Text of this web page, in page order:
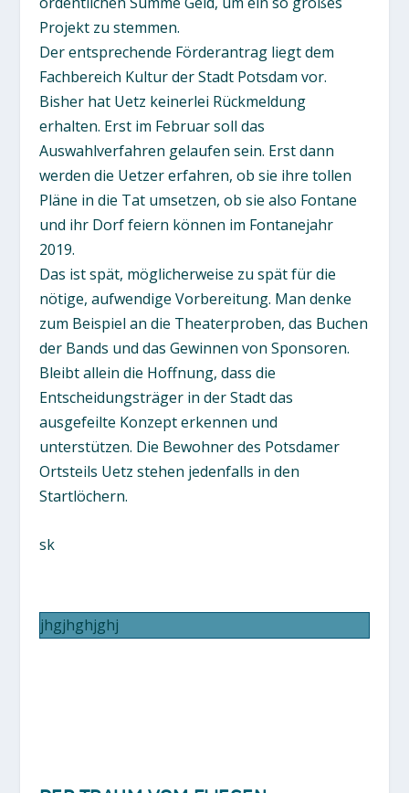
Projekt zu stemmen.
Der entsprechende Förderantrag liegt dem
Fachbereich Kultur der Stadt Potsdam vor.
Bisher hat Uetz keinerlei Rückmeldung
erhalten. Erst im Februar soll das
Auswahlverfahren gelaufen sein. Erst dann
werden die Uetzer erfahren, ob sie ihre tollen
Pläne in die Tat umsetzen, ob sie also Fontane
und ihr Dorf feiern können im Fontanejahr
2019.
Das ist spät, möglicherweise zu spät für die
nötige, aufwendige Vorbereitung. Man denke
zum Beispiel an die Theaterproben, das Buchen
der Bands und das Gewinnen von Sponsoren.
Bleibt allein die Hoffnung, dass die
Entscheidungsträger in der Stadt das
ausgefeilte Konzept erkennen und
unterstützen. Die Bewohner des Potsdamer
Ortsteils Uetz stehen jedenfalls in den
Startlöchern.
sk
jhgjhghjghj